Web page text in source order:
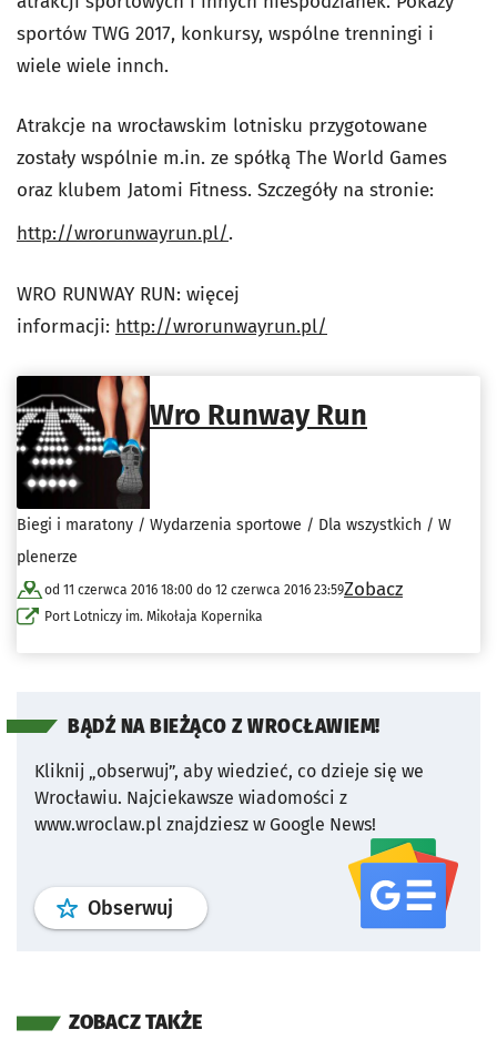
sportów TWG 2017, konkursy, wspólne trenningi i
wiele wiele innch.
Atrakcje na wrocławskim lotnisku przygotowane
zostały wspólnie m.in. ze spółką The World Games
oraz klubem Jatomi Fitness. Szczegóły na stronie:
http://wrorunwayrun.pl/.
WRO RUNWAY RUN: więcej
informacji: http://wrorunwayrun.pl/
Wro Runway Run
Biegi i maratony / Wydarzenia sportowe / Dla wszystkich / W
plenerze
od 11 czerwca 2016 18:00 do 12 czerwca 2016 23:59
Port Lotniczy im. Mikołaja Kopernika
Zobacz
BĄDŹ NA BIEŻĄCO Z WROCŁAWIEM!
Kliknij „obserwuj”, aby wiedzieć, co dzieje się we
Wrocławiu. Najciekawsze wiadomości z
www.wroclaw.pl znajdziesz w Google News!
Obserwuj profil serwisu
ZOBACZ TAKŻE